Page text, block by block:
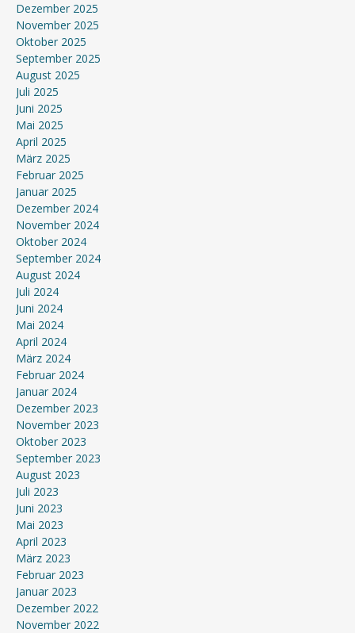
Dezember 2025
November 2025
Oktober 2025
September 2025
August 2025
Juli 2025
Juni 2025
Mai 2025
April 2025
März 2025
Februar 2025
Januar 2025
Dezember 2024
November 2024
Oktober 2024
September 2024
August 2024
Juli 2024
Juni 2024
Mai 2024
April 2024
März 2024
Februar 2024
Januar 2024
Dezember 2023
November 2023
Oktober 2023
September 2023
August 2023
Juli 2023
Juni 2023
Mai 2023
April 2023
März 2023
Februar 2023
Januar 2023
Dezember 2022
November 2022